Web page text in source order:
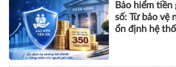
Bảo hiểm
số: Từ bảo vệ
ổn định hệ